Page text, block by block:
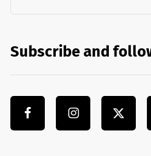
Subscribe and